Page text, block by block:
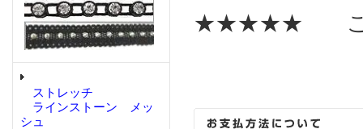
ストレッチ
ラインストーン メッ
シュ
★★★★★ こ